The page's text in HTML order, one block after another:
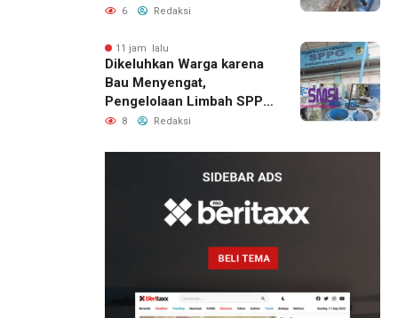
Jalan Raya
6 Redaksi
11 jam lalu
Dikeluhkan Warga karena
Bau Menyengat,
Pengelolaan Limbah SPPG
Bandung Wonosegoro 2 di
8 Redaksi
11 jam lalu
SMSI Eks